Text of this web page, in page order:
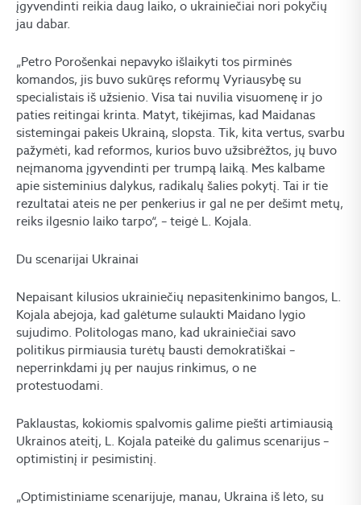
įgyvendinti reikia daug laiko, o ukrainiečiai nori pokyčių
jau dabar.
„Petro Porošenkai nepavyko išlaikyti tos pirminės
komandos, jis buvo sukūręs reformų Vyriausybę su
specialistais iš užsienio. Visa tai nuvilia visuomenę ir jo
paties reitingai krinta. Matyt, tikėjimas, kad Maidanas
sistemingai pakeis Ukrainą, slopsta. Tik, kita vertus, svarbu
pažymėti, kad reformos, kurios buvo užsibrėžtos, jų buvo
neįmanoma įgyvendinti per trumpą laiką. Mes kalbame
apie sisteminius dalykus, radikalų šalies pokytį. Tai ir tie
rezultatai ateis ne per penkerius ir gal ne per dešimt metų,
reiks ilgesnio laiko tarpo“, – teigė L. Kojala.
Du scenarijai Ukrainai
Nepaisant kilusios ukrainiečių nepasitenkinimo bangos, L.
Kojala abejoja, kad galėtume sulaukti Maidano lygio
sujudimo. Politologas mano, kad ukrainiečiai savo
politikus pirmiausia turėtų bausti demokratiškai –
neperrinkdami jų per naujus rinkimus, o ne
protestuodami.
Paklaustas, kokiomis spalvomis galime piešti artimiausią
Ukrainos ateitį, L. Kojala pateikė du galimus scenarijus –
optimistinį ir pesimistinį.
„Optimistiniame scenarijuje, manau, Ukraina iš lėto, su